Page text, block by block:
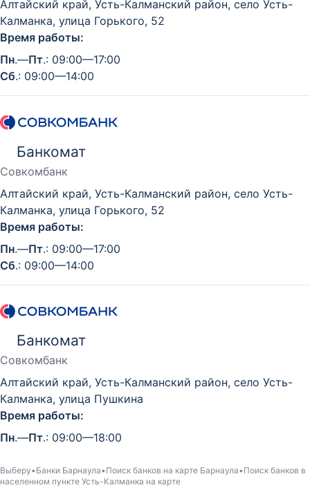
Алтайский край, Усть-Калманский район, село Усть-
Калманка, улица Горького, 52
Время работы:
Пн.—Пт.: 09:00—17:00
Сб.: 09:00—14:00
Банкомат
Совкомбанк
Алтайский край, Усть-Калманский район, село Усть-
Калманка, улица Горького, 52
Время работы:
Пн.—Пт.: 09:00—17:00
Сб.: 09:00—14:00
Банкомат
Совкомбанк
Алтайский край, Усть-Калманский район, село Усть-
Калманка, улица Пушкина
Время работы:
Пн.—Пт.: 09:00—18:00
Выберу Банки Барнаула Поиск банков на карте Барнаула Поиск банков в
населенном пункте Усть-Калманка на карте